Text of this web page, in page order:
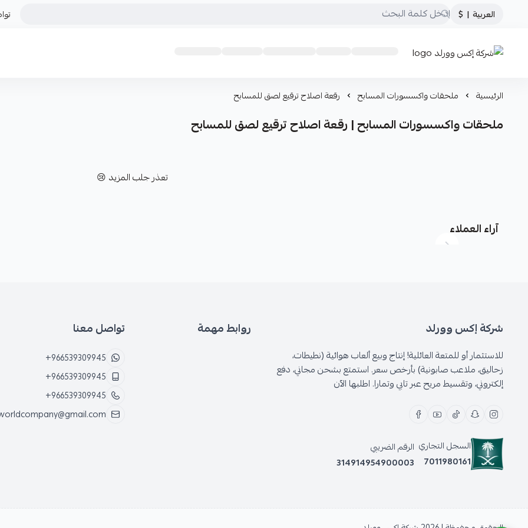
العربية |
$
شركة إكس وورلد
الرئيسية ملحقات واكسسورات المسابح رقعة اصلاح ترقيع لصق للمسابح
ملحقات واكسسورات المسابح | رقعة اصلاح ترقيع لصق للمسابح
تعذر جلب المزيد 😢
آراء العملاء
شركة إكس وورلد
للاستثمار أو للمتعة العائلية! إنتاج وبيع ألعاب هوائية (نطيطات،
زحاليق، ملاعب صابونية) بأرخص سعر. استمتع بشحن مجاني، دفع
إلكتروني، وتقسيط مريح عبر تابي وتمارا. اطلبها الآن
السجل التجاري
7011980161
الرقم الضريبي
314914954900003
روابط مهمة تواصل معنا
+966539309945
+966539309945
+966539309945